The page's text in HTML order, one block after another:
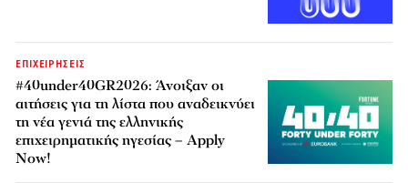
ΕΠΙΧΕΙΡΗΣΕΙΣ
#40under40GR2026: Άνοιξαν οι
αιτήσεις για τη λίστα που αναδεικνύει
τη νέα γενιά της ελληνικής
επιχειρηματικής ηγεσίας – Apply
Now!